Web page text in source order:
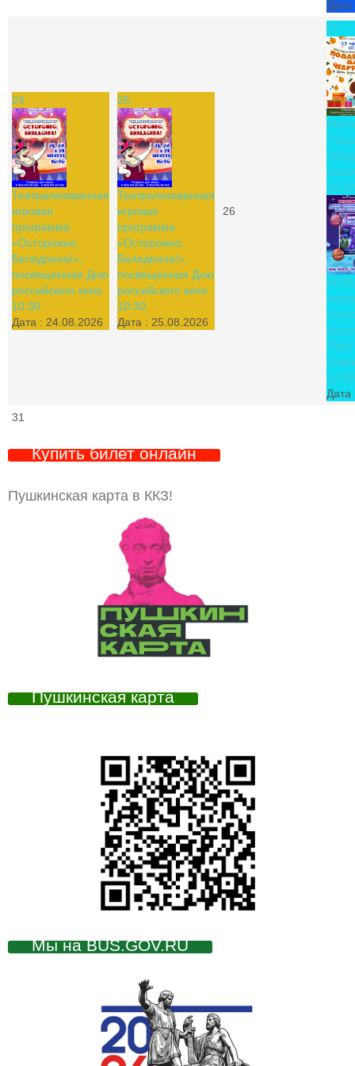
24
Театрализованная
игровая
программа
«Осторожно,
Беладонна!»,
посвященная Дню
российского кино
10:30
Дата : 24.08.2026
25
Театрализованная
игровая
программа
«Осторожно,
Беладонна!»,
посвященная Дню
российского кино
10:30
Дата : 25.08.2026
26
27
10:30
12:00
31
Купить билет онлайн
Пушкинская карта в ККЗ!
Пушкинская карта
Мы на BUS.GOV.RU